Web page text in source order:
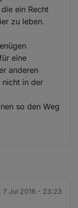
ein Recht
zu leben.
eine
anderen
nicht in der
so den Weg
7 Jul 2016 - 23:23